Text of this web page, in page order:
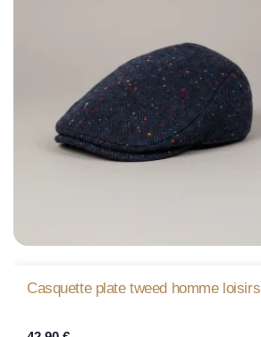
Casquette plate tweed homme loisirs